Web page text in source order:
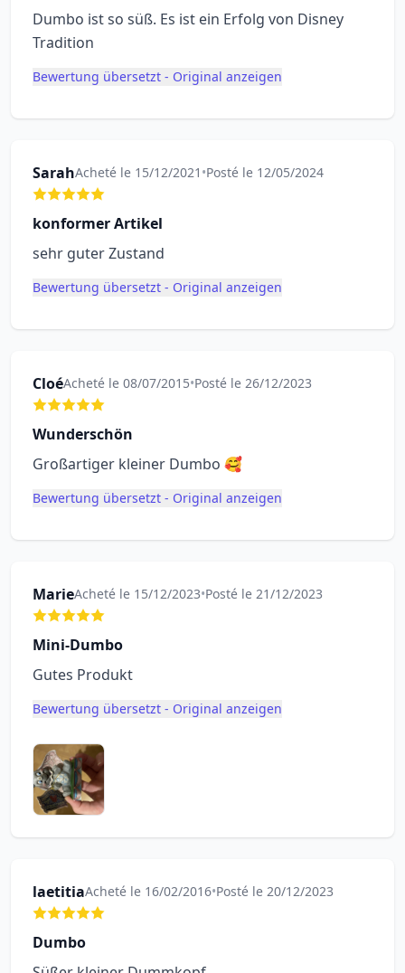
Dumbo ist so süß. Es ist ein Erfolg von Disney
Tradition
Bewertung übersetzt - Original anzeigen
SarahAcheté le 15/12/2021 •Posté le 12/05/2024
konformer Artikel
sehr guter Zustand
Bewertung übersetzt - Original anzeigen
CloéAcheté le 08/07/2015•Posté le 26/12/2023
Wunderschön
Großartiger kleiner Dumbo 🥰
Bewertung übersetzt - Original anzeigen
MarieAcheté le 15/12/2023•Posté le 21/12/2023
Mini-Dumbo
Gutes Produkt
Bewertung übersetzt - Original anzeigen
laetitiaAcheté le 16/02/2016•Posté le 20/12/2023
Dumbo